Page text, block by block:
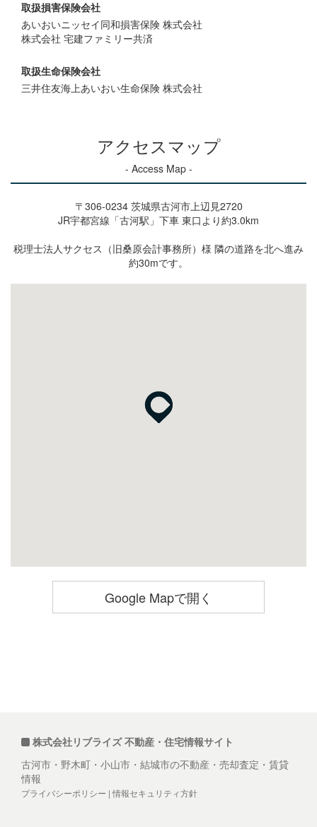
取扱損害保険会社
あいおいニッセイ同和損害保険 株式会社
株式会社 宅建ファミリー共済
取扱生命保険会社
三井住友海上あいおい生命保険 株式会社
アクセスマップ
- Access Map -
〒306-0234 茨城県古河市上辺見2720
JR宇都宮線「古河駅」下車 東口より約3.0km
税理士法人サクセス（旧桑原会計事務所）様 隣の道路を北へ進み
約30mです。
Google Mapで開く
株式会社リブライズ 不動産・住宅情報サイト
古河市・野木町・小山市・結城市の不動産・売却査定・賃貸
情報
プライバシーポリシー | 情報セキュリティ方針